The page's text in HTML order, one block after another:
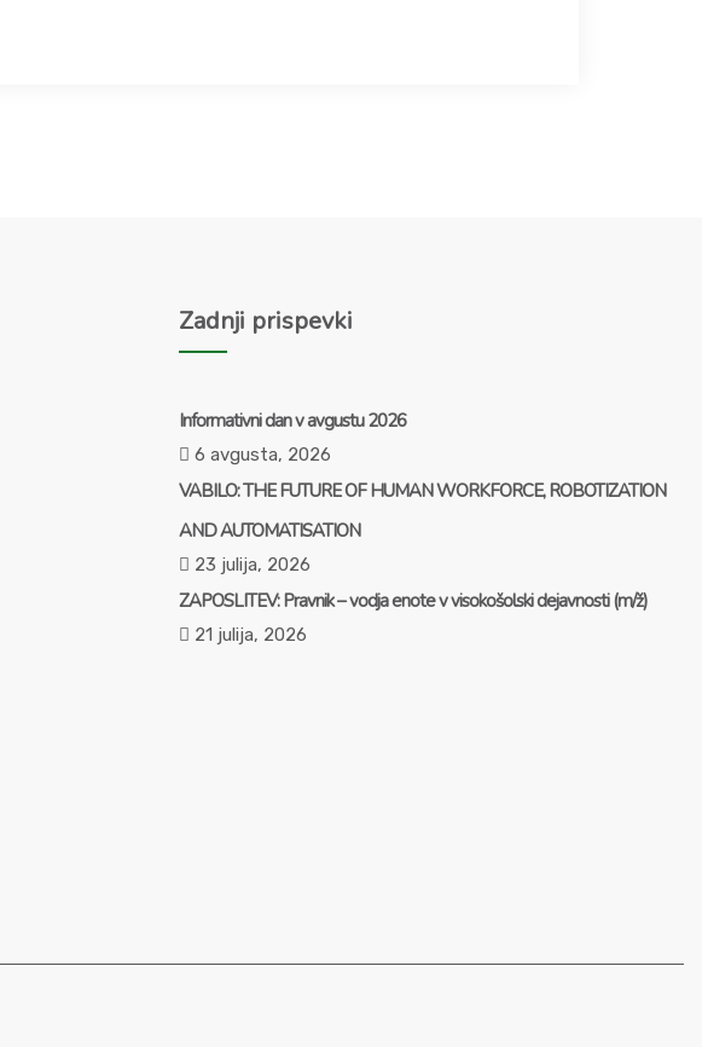
Zadnji prispevki
Informativni dan v avgustu 2026
6 avgusta, 2026
VABILO: THE FUTURE OF HUMAN WORKFORCE, ROBOTIZATION
AND AUTOMATISATION
23 julija, 2026
ZAPOSLITEV: Pravnik – vodja enote v visokošolski dejavnosti (m/ž)
21 julija, 2026